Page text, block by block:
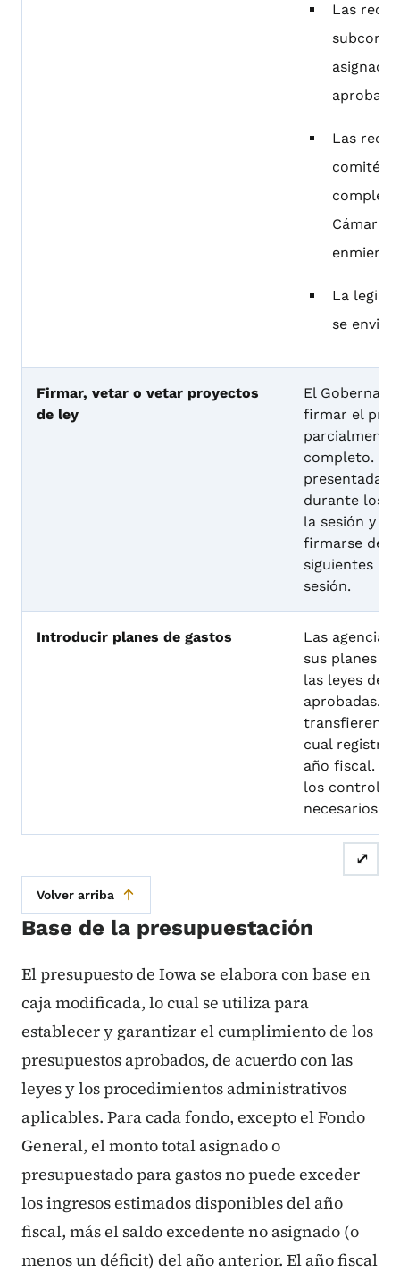
Las
Las
comité
Cámara
La
se envió
Firmar, vetar o vetar proyectos
de ley
El
firmar el
completo. La
presentada
durante los
la sesión y
firmarse
siguientes al
sesión.
Introducir planes de gastos
Las
sus planes
las leyes de
aprobadas.
transfieren
cual registra
año fiscal.
los controles
necesarios.
⤢
Volver arriba
Base de la presupuestación
El presupuesto de Iowa se elabora con base en
caja modificada, lo cual se utiliza para
establecer y garantizar el cumplimiento de los
presupuestos aprobados, de acuerdo con las
leyes y los procedimientos administrativos
aplicables. Para cada fondo, excepto el Fondo
General, el monto total asignado o
presupuestado para gastos no puede exceder
los ingresos estimados disponibles del año
fiscal, más el saldo excedente no asignado (o
menos un déficit) del año anterior. El año fiscal